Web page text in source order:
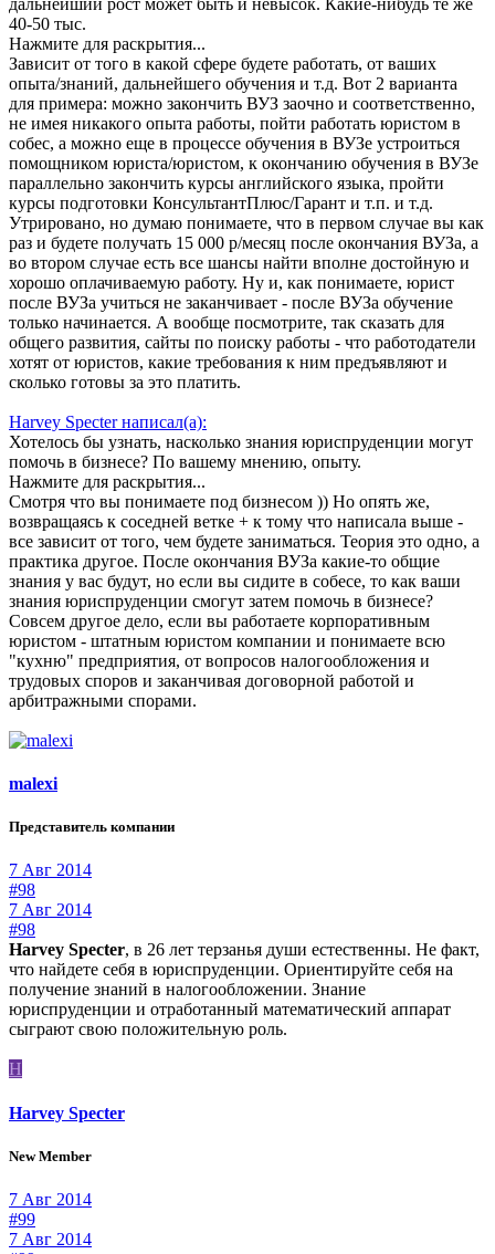
40-50 тыс.
Нажмите для раскрытия...
Зависит от того в какой сфере будете работать, от ваших
опыта/знаний, дальнейшего обучения и т.д. Вот 2 варианта
для примера: можно закончить ВУЗ заочно и соответственно,
не имея никакого опыта работы, пойти работать юристом в
собес, а можно еще в процессе обучения в ВУЗе устроиться
помощником юриста/юристом, к окончанию обучения в ВУЗе
параллельно закончить курсы английского языка, пройти
курсы подготовки КонсультантПлюс/Гарант и т.п. и т.д.
Утрировано, но думаю понимаете, что в первом случае вы как
раз и будете получать 15 000 р/месяц после окончания ВУЗа, а
во втором случае есть все шансы найти вполне достойную и
хорошо оплачиваемую работу. Ну и, как понимаете, юрист
после ВУЗа учиться не заканчивает - после ВУЗа обучение
только начинается. А вообще посмотрите, так сказать для
общего развития, сайты по поиску работы - что работодатели
хотят от юристов, какие требования к ним предъявляют и
сколько готовы за это платить.
Harvey Specter написал(а):
Хотелось бы узнать, насколько знания юриспруденции могут
помочь в бизнесе? По вашему мнению, опыту.
Нажмите для раскрытия...
Смотря что вы понимаете под бизнесом )) Но опять же,
возвращаясь к соседней ветке + к тому что написала выше -
все зависит от того, чем будете заниматься. Теория это одно, а
практика другое. После окончания ВУЗа какие-то общие
знания у вас будут, но если вы сидите в собесе, то как ваши
знания юриспруденции смогут затем помочь в бизнесе?
Совсем другое дело, если вы работаете корпоративным
юристом - штатным юристом компании и понимаете всю
"кухню" предприятия, от вопросов налогообложения и
трудовых споров и заканчивая договорной работой и
арбитражными спорами.
malexi
Представитель компании
7 Авг 2014
#98
7 Авг 2014
#98
Harvey Specter, в 26 лет терзанья души естественны. Не факт,
что найдете себя в юриспруденции. Ориентируйте себя на
получение знаний в налогообложении. Знание
юриспруденции и отработанный математический аппарат
сыграют свою положительную роль.
H
Harvey Specter
New Member
7 Авг 2014
#99
7 Авг 2014